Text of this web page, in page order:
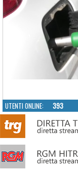
UTENTI ONLINE: 393